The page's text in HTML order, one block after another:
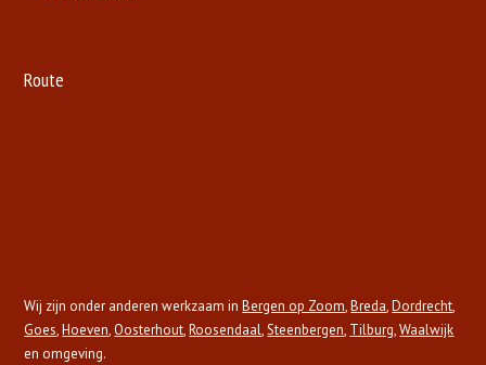
Route
Wij zijn onder anderen werkzaam inBergen op Zoom,Breda,Dordrecht,
Goes,Hoeven,Oosterhout,Roosendaal,Steenbergen, Tilburg,Waalwijk
en omgeving.